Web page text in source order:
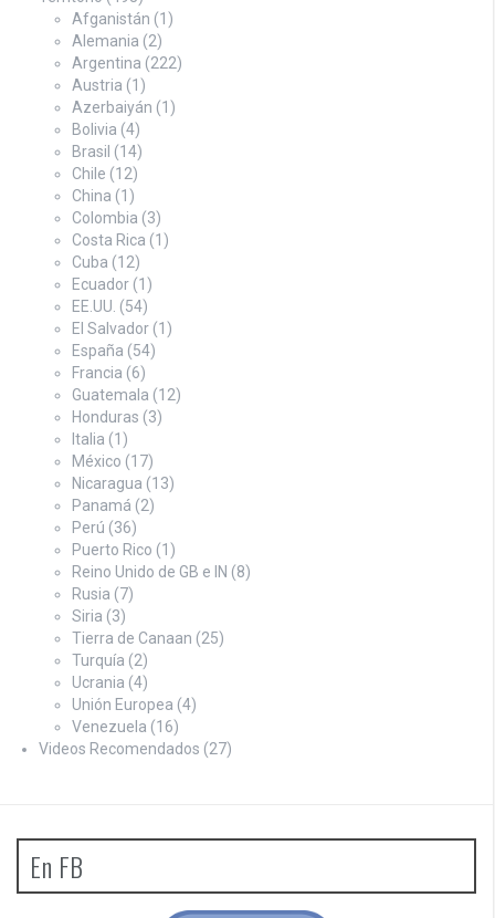
Afganistán (1)
Alemania (2)
Argentina (222)
Austria (1)
Azerbaiyán (1)
Bolivia (4)
Brasil (14)
Chile (12)
China (1)
Colombia (3)
Costa Rica (1)
Cuba (12)
Ecuador (1)
EE.UU. (54)
El Salvador (1)
España (54)
Francia (6)
Guatemala (12)
Honduras (3)
Italia (1)
México (17)
Nicaragua (13)
Panamá (2)
Perú (36)
Puerto Rico (1)
Reino Unido de GB e IN (8)
Rusia (7)
Siria (3)
Tierra de Canaan (25)
Turquía (2)
Ucrania (4)
Unión Europea (4)
Venezuela (16)
Videos Recomendados (27)
En FB